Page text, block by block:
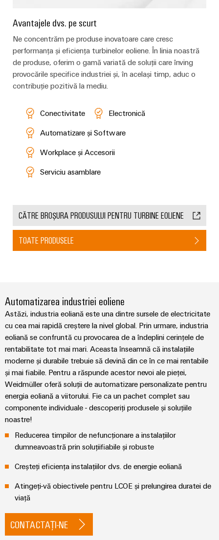
Avantajele dvs. pe scurt
Ne concentrăm pe produse inovatoare care cresc
performanța și eficiența turbinelor eoliene. În linia noastră
de produse, oferim o gamă variată de soluții care înving
provocările specifice industriei și, în același timp, aduc o
contribuție pozitivă la mediu.
Conectivitate
Electronică
Automatizare și Software
Workplace și Accesorii
Serviciu asamblare
CĂTRE BROȘURA PRODUSULUI PENTRU TURBINE EOLIENE
TOATE PRODUSELE
Automatizarea industriei eoliene
Astăzi, industria eoliană este una dintre sursele de electricitate
cu cea mai rapidă creștere la nivel global. Prin urmare, industria
eoliană se confruntă cu provocarea de a îndeplini cerințele de
rentabilitate tot mai mari. Aceasta înseamnă că instalațiile
moderne și durabile trebuie să devină din ce în ce mai rentabile
și mai fiabile. Pentru a răspunde acestor nevoi ale pieței,
Weidmüller oferă soluții de automatizare personalizate pentru
energia eoliană a viitorului. Fie ca un pachet complet sau
componente individuale - descoperiți produsele și soluțiile
noastre!
Reducerea timpilor de nefuncționare a instalațiilor
dumneavoastră prin soluțiifiabile și robuste
Creșteți eficiența instalațiilor dvs. de energie eoliană
Atingeți-vă obiectivele pentru LCOE și prelungirea duratei de
viață
CONTACTAȚI-NE